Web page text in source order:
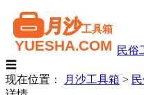
民俗
☰
现在位置：
月沙工具箱 >